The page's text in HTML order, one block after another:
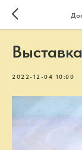
2022-12-04 10:00